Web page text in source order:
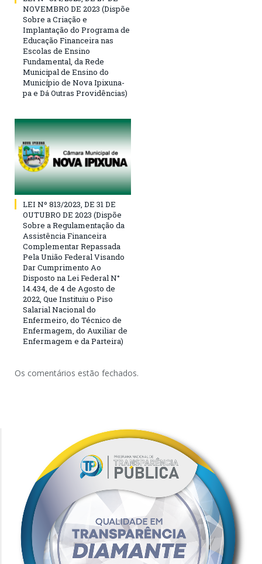
NOVEMBRO DE 2023 (Dispõe
Sobre a Criação e
Implantação do Programa de
Educação Financeira nas
Escolas de Ensino
Fundamental, da Rede
Municipal de Ensino do
Município de Nova Ipixuna-
pa e Dá Outras Providências)
LEI Nº 813/2023, DE 31 DE
OUTUBRO DE 2023 (Dispõe
Sobre a Regulamentação da
Assistência Financeira
Complementar Repassada
Pela União Federal Visando
Dar Cumprimento Ao
Disposto na Lei Federal N°
14.434, de 4 de Agosto de
2022, Que Instituiu o Piso
Salarial Nacional do
Enfermeiro, do Técnico de
Enfermagem, do Auxiliar de
Enfermagem e da Parteira)
Os comentários estão fechados.